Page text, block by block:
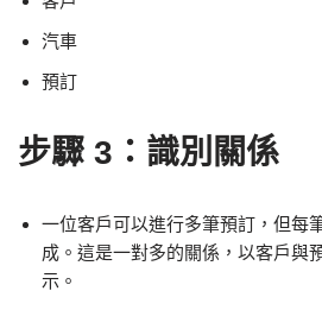
汽車
預訂
步驟 3：識別關係
一位客戶可以進行多筆預訂，但每
成。這是一對多的關係，以客戶與
示。